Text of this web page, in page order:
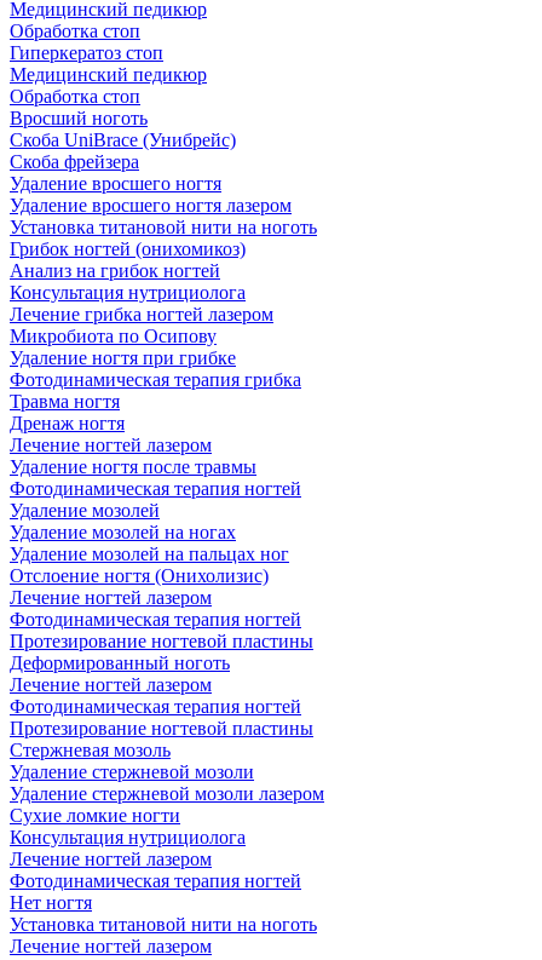
Медицинский педикюр
Обработка стоп
Гиперкератоз стоп
Медицинский педикюр
Обработка стоп
Вросший ноготь
Скоба UniBrace (Унибрейс)
Скоба фрейзера
Удаление вросшего ногтя
Удаление вросшего ногтя лазером
Установка титановой нити на ноготь
Грибок ногтей (онихомикоз)
Анализ на грибок ногтей
Консультация нутрициолога
Лечение грибка ногтей лазером
Микробиота по Осипову
Удаление ногтя при грибке
Фотодинамическая терапия грибка
Травма ногтя
Дренаж ногтя
Лечение ногтей лазером
Удаление ногтя после травмы
Фотодинамическая терапия ногтей
Удаление мозолей
Удаление мозолей на ногах
Удаление мозолей на пальцах ног
Отслоение ногтя (Онихолизис)
Лечение ногтей лазером
Фотодинамическая терапия ногтей
Протезирование ногтевой пластины
Деформированный ноготь
Лечение ногтей лазером
Фотодинамическая терапия ногтей
Протезирование ногтевой пластины
Стержневая мозоль
Удаление стержневой мозоли
Удаление стержневой мозоли лазером
Сухие ломкие ногти
Консультация нутрициолога
Лечение ногтей лазером
Фотодинамическая терапия ногтей
Нет ногтя
Установка титановой нити на ноготь
Лечение ногтей лазером